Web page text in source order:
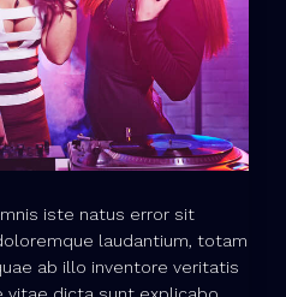
iste natus error sit
laudantium, totam
ab illo inventore veritatis